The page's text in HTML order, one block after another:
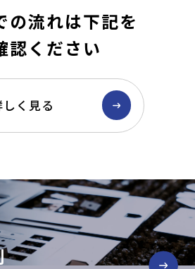
の流れは下記を
認ください
しく見る